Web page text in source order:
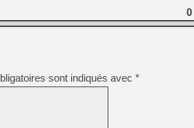
[Mo5] DOOM arrive en
[GK] Bethesda fête les 30
[GK] Roblox : l'action en
[GK] Agenda - GeForce
0
sont indiqués avec *